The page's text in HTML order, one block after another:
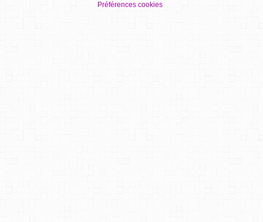
Préférences cookies